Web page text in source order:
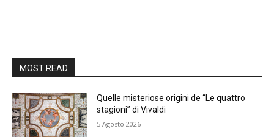
MOST READ
Quelle misteriose origini de “Le quattro
stagioni” di Vivaldi
5 Agosto 2026